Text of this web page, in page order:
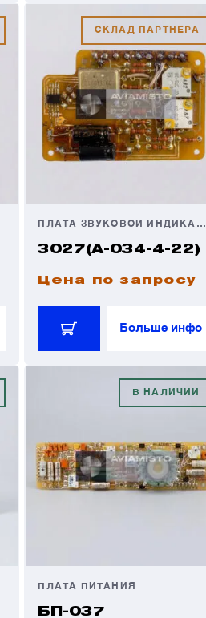
СКЛАД ПАРТНЕРА
ПЛАТА ЗВУКОВОЙ ИНДИКАЦИИ
3027(А-034-4-22)
Цена по запросу
Больше инфо
В НАЛИЧИИ
ПЛАТА ПИТАНИЯ
БП-037